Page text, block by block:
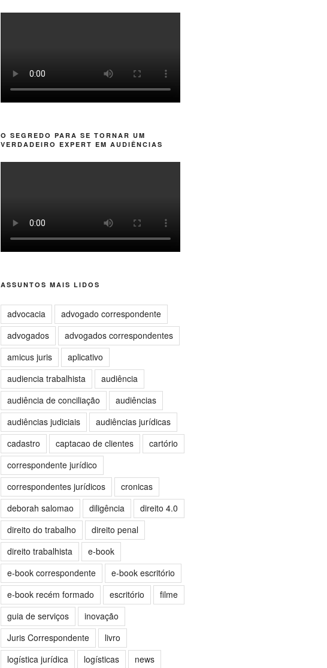
O SEGREDO PARA SE TORNAR UM
VERDADEIRO EXPERT EM AUDIÊNCIAS
ASSUNTOS MAIS LIDOS
advocacia
advogado correspondente
advogados
advogados correspondentes
amicus juris
aplicativo
audiencia trabalhista
audiência
audiência de conciliação
audiências
audiências judiciais
audiências jurídicas
cadastro
captacao de clientes
cartório
correspondente jurídico
correspondentes jurídicos
cronicas
deborah salomao
diligência
direito 4.0
direito do trabalho
direito penal
direito trabalhista
e-book
e-book correspondente
e-book escritório
e-book recém formado
escritório
filme
guia de serviços
inovação
Juris Correspondente
livro
logística jurídica
logísticas news